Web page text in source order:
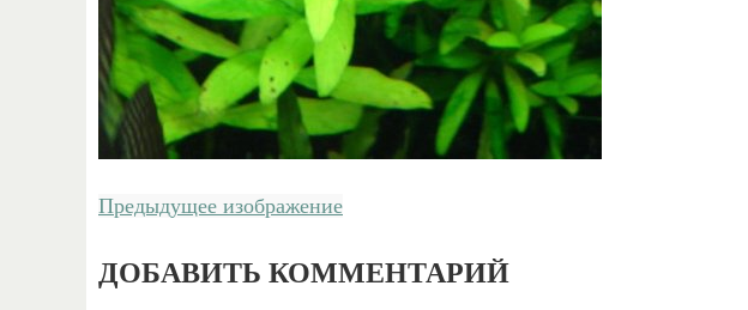
Предыдущее изображение
ДОБАВИТЬ КОММЕНТАРИЙ